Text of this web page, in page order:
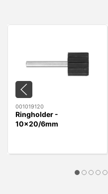
001019120
Ringholder -
10x20/6mm